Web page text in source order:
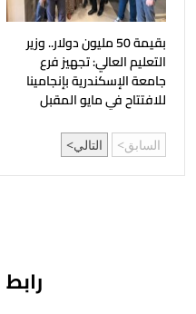
بقيمة 50 مليون دولار.. وزير
التعليم العالي: تجهيز فرع
جامعة الإسكندرية بإنجامينا
للافتتاح في مايو المقبل
السابق التالي